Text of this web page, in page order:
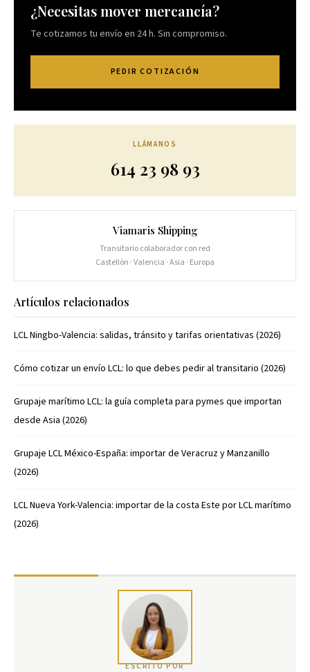
¿Necesitas mover mercancía?
Te cotizamos tu envío en 24 h. Sin compromiso.
PEDIR COTIZACIÓN
LLÁMANOS
614 23 98 93
Viamaris Shipping
Transitario colaborador con red
Castellón · Valencia · Asia · Europa
Artículos relacionados
LCL Ningbo-Valencia: salidas, tránsito y tarifas orientativas (2026)
Cómo cotizar un envío LCL: lo que debes pedir al transitario (2026)
Grupaje marítimo LCL: la guía completa para pymes que importan
desde Asia (2026)
Grupaje LCL México-España: importar de Veracruz y Manzanillo
(2026)
LCL Nueva York-Valencia: importar de la costa Este por LCL marítimo
(2026)
ESCRITO POR